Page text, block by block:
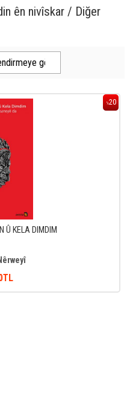
ên nivîskar / Diğer
%20
Û KELA DIMDIM
TL